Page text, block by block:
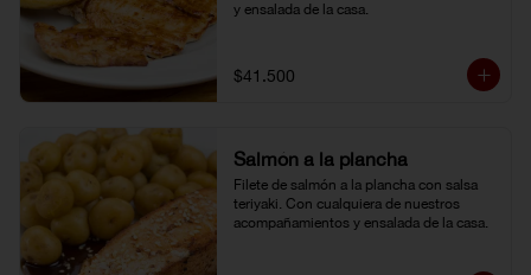
y ensalada de la casa.
$41.500
Salmón a la plancha
Filete de salmón a la plancha con salsa
teriyaki. Con cualquiera de nuestros
acompañamientos y ensalada de la casa.